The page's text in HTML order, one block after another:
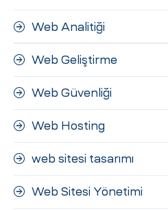
Web Analitiği
Web Geliştirme
Web Güvenliği
Web Hosting
web sitesi tasarımı
Web Sitesi Yönetimi